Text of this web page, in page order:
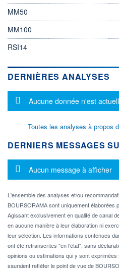
MM50
MM100
RSI14
DERNIÈRES ANALYSES
Message d'information
Aucune donnée n'est
Toutes les analyses à propos
DERNIERS MESSAGES
Message d'information
Aucun message à afficher
L'ensemble des analyses et/ou
BOURSORAMA sont uniquement élaborées
Agissant exclusivement en qualité de canal
en aucune manière à leur élaboration ni
leur sélection. Les informations contenues
ont été retranscrites "en l'état", sans
opinions ou estimations qui y sont
sauraient refléter le point de vue de